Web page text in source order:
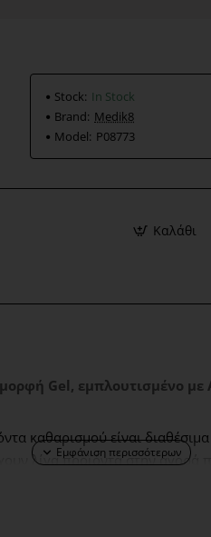
Stock: In Stock
Brand: Medik8
Model: P08773
Καλάθι
Gel, εμπλουτισμένο με
καθαρισμού είναι
λίγα προϊόντα στην αγορά